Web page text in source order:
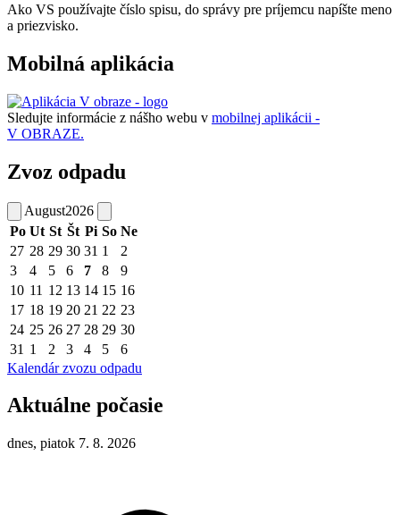
Ako VS používajte číslo spisu, do správy pre príjemcu napíšte meno
a priezvisko.
Mobilná aplikácia
Sledujte informácie z nášho webu v mobilnej aplikácii -
V OBRAZE.
Zvoz odpadu
August2026
Po Ut St Št Pi So Ne
27 28 29 30 31 1
2
3
4 5 6 7 8
9
10 11 12 13 14 15 16
17 18 19 20 21 22 23
24 25 26 27 28 29 30
31 1 2 3 4 5
6
Kalendár zvozu odpadu
Aktuálne počasie
dnes, piatok 7. 8. 2026